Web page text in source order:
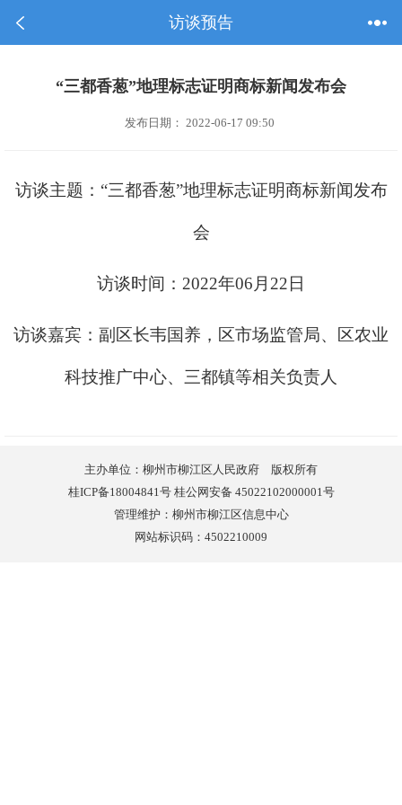
访谈预告
“三都香葱”地理标志证明商标新闻发布会
发布日期： 2022-06-17 09:50
访谈主题：“三都香葱”地理标志证明商标新闻发布
会
访谈时间：2022年06月22日
访谈嘉宾：副区长韦国养，区市场监管局、区农业
科技推广中心、三都镇等相关负责人
主办单位：柳州市柳江区人民政府 版权所有
桂ICP备18004841号 桂公网安备 45022102000001号
管理维护：柳州市柳江区信息中心
网站标识码：4502210009